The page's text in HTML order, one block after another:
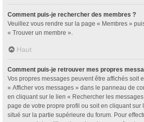
Comment puis-je rechercher des membres ?
Veuillez vous rendre sur la page « Membres »
« Trouver un membre ».
Haut
Comment puis-je retrouver mes propres
Vos propres messages peuvent être affichés soit
« Afficher vos messages » dans le panneau de
en cliquant sur le lien « Rechercher les
page de votre propre profil ou soit en cliquant sur
situé sur la partie supérieure du forum. Pour